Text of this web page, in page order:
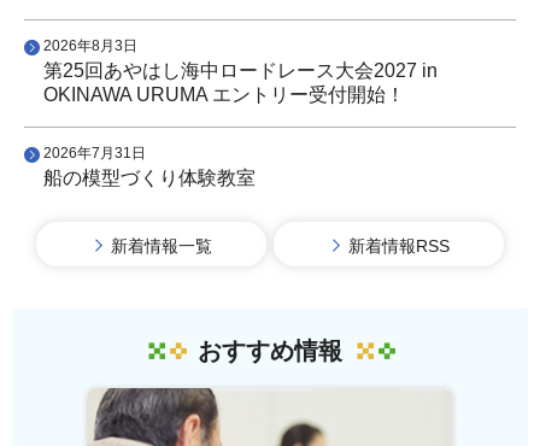
2026年8月3日
第25回あやはし海中ロードレース大会2027 in
OKINAWA URUMA エントリー受付開始！
2026年7月31日
船の模型づくり体験教室
新着情報一覧 新着情報RSS
おすすめ情報